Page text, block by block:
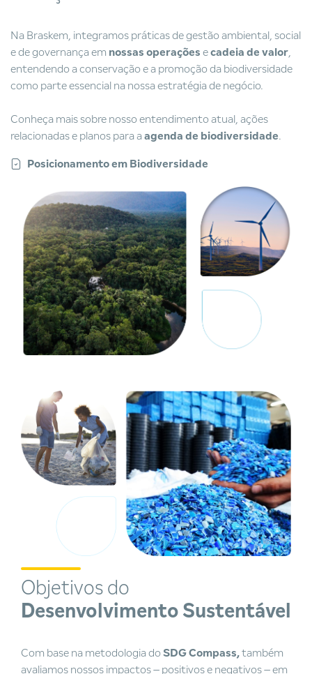
Na Braskem, integramos práticas de gestão ambiental, social
e de governança em nossas operações ecadeia de valor
entendendo a conservação e a promoção da biodiversidade
como parte essencial na nossa estratégia de negócio.
Conheça mais sobre nosso entendimento atual, ações
relacionadas e planos para aagenda de biodiversidade.
Posicionamento em Biodiversidade
Objetivos do
Desenvolvimento Sustentável
Com base na metodologia do SDG Compass,também
avaliamos nossos impactos – positivos e negativos – em